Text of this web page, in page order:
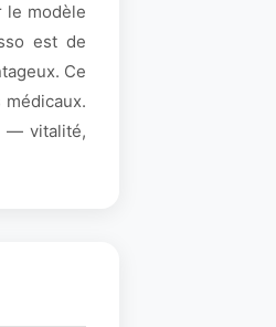
le modèle
est de
Ce
— vitalité,